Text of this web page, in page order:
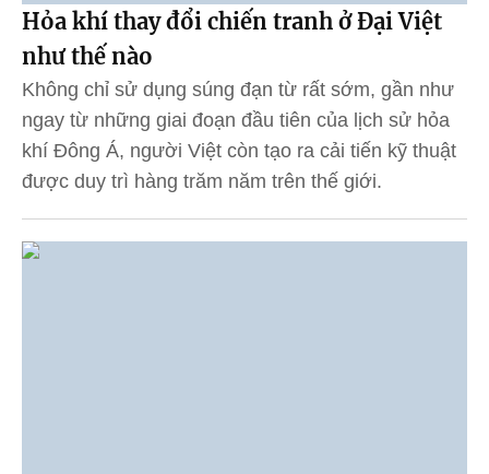
Hỏa khí thay đổi chiến tranh ở Đại Việt
như thế nào
Không chỉ sử dụng súng đạn từ rất sớm, gần như
ngay từ những giai đoạn đầu tiên của lịch sử hỏa
khí Đông Á, người Việt còn tạo ra cải tiến kỹ thuật
được duy trì hàng trăm năm trên thế giới.